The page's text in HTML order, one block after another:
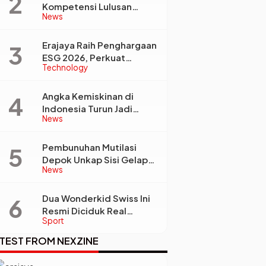
News
Kompetensi Lulusan
Perguruan Tinggi Jadi
Kebutuhan Dunia Kerja
Technology
Erajaya Raih Penghargaan
ESG 2026, Perkuat
Circular Economy Lewat
Berkelanjutan
News
Angka Kemiskinan di
Indonesia Turun Jadi
22,93 Juta Orang, Tapi
Desa dan Kota Malah
Makin Lebar?
News
Pembunuhan Mutilasi
Depok Unkap Sisi Gelap
Penjual Piscok Berdarah
Sport
Dua Wonderkid Swiss Ini
Resmi Diciduk Real
Madrid dan Juventus,
Siap Jadi Bintang Baru
Eropa
FROM NEXZINE